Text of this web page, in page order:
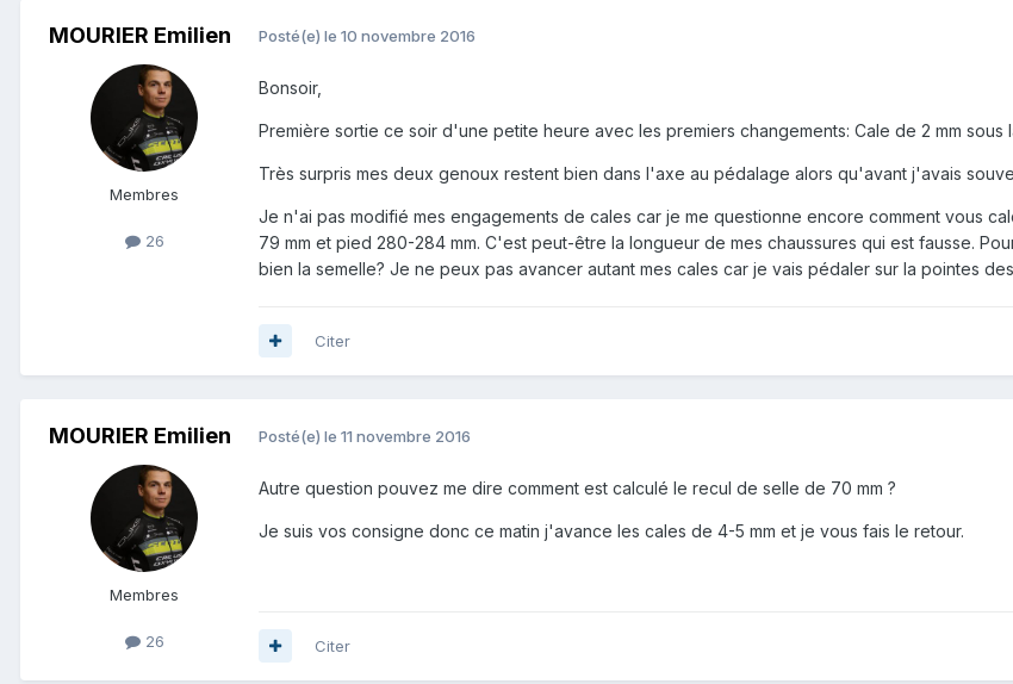
MOURIER Emilien
Membres
26
Posté(e) le 10 novembre 2016
Bonsoir,
Première sortie ce soir d'une petite heure avec les premiers changements: Cale de 2 mm sous
Très surpris mes deux genoux restent bien dans l'axe au pédalage alors qu'avant j'avais
Je n'ai pas modifié mes engagements de cales car je me questionne encore comment vous
79 mm et pied 280-284 mm. C'est peut-être la longueur de mes chaussures qui est fausse.
bien la semelle? Je ne peux pas avancer autant mes cales car je vais pédaler sur la pointes
Citer
MOURIER Emilien
Membres
26
Posté(e) le 11 novembre 2016
Autre question pouvez me dire comment est calculé le recul de selle de 70 mm ?
Je suis vos consigne donc ce matin j'avance les cales de 4-5 mm et je vous fais le retour.
Citer